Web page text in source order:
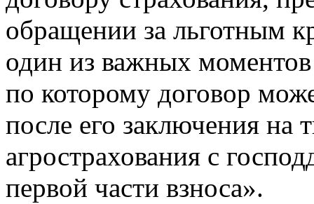
обращении за льготным
один из важных
по которому договор
после его заключения на
агрострахования с
первой части взноса».